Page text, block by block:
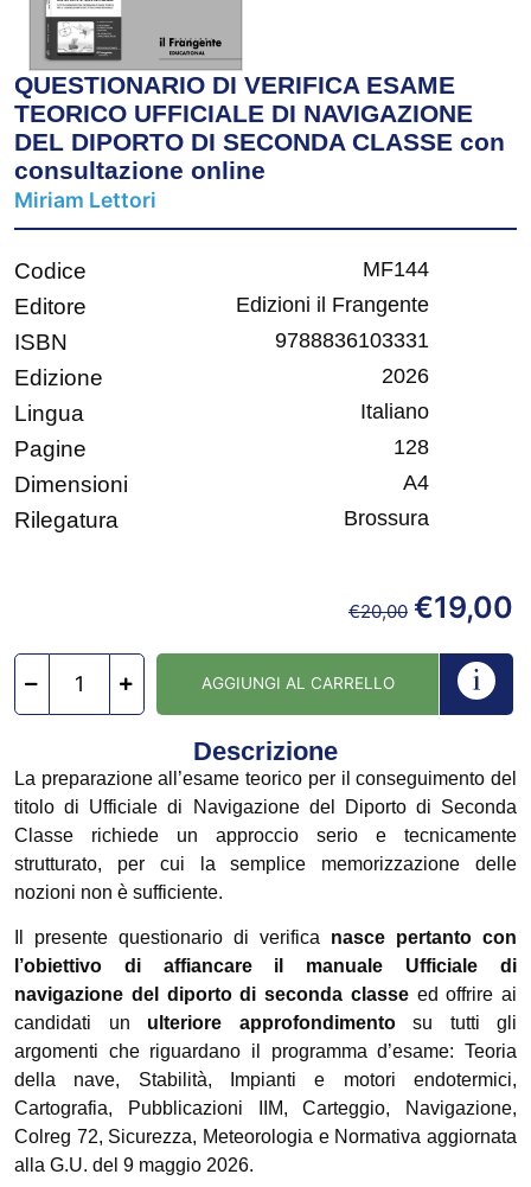
QUESTIONARIO DI VERIFICA ESAME
TEORICO UFFICIALE DI NAVIGAZIONE
DEL DIPORTO DI SECONDA CLASSE con
consultazione online
Miriam Lettori
Codice MF144
Editore Edizioni il Frangente
ISBN 9788836103331
Edizione 2026
Lingua Italiano
Pagine 128
Dimensioni A4
Rilegatura Brossura
€20,00 €19,00
AGGIUNGI AL CARRELLO
Descrizione
La preparazione all’esame teorico per il conseguimento del
titolo di Ufficiale di Navigazione del Diporto di Seconda
Classe richiede un approccio serio e tecnicamente
strutturato, per cui la semplice memorizzazione delle
nozioni non è sufficiente.
Il presente questionario di verifica nasce pertanto con
l’obiettivo di affiancare il manuale Ufficiale di
navigazione del diporto di seconda classeed offrire ai
candidati un ulteriore approfondimentosu tutti gli
argomenti che riguardano il programma d’esame: Teoria
della nave, Stabilità, Impianti e motori endotermici,
Cartografia, Pubblicazioni IIM, Carteggio, Navigazione,
Colreg 72, Sicurezza, Meteorologia e Normativa aggiornata
alla G.U. del 9 maggio 2026.